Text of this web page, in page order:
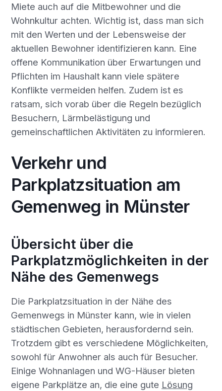
Miete auch auf die Mitbewohner und die
Wohnkultur achten. Wichtig ist, dass man sich
mit den Werten und der Lebensweise der
aktuellen Bewohner identifizieren kann. Eine
offene Kommunikation über Erwartungen und
Pflichten im Haushalt kann viele spätere
Konflikte vermeiden helfen. Zudem ist es
ratsam, sich vorab über die Regeln bezüglich
Besuchern, Lärmbelästigung und
gemeinschaftlichen Aktivitäten zu informieren.
Verkehr und
Parkplatzsituation am
Gemenweg in Münster
Übersicht über die
Parkplatzmöglichkeiten in der
Nähe des Gemenwegs
Die Parkplatzsituation in der Nähe des
Gemenwegs in Münster kann, wie in vielen
städtischen Gebieten, herausfordernd sein.
Trotzdem gibt es verschiedene Möglichkeiten,
sowohl für Anwohner als auch für Besucher.
Einige Wohnanlagen und WG-Häuser bieten
eigene Parkplätze an, die eine gute Lösung